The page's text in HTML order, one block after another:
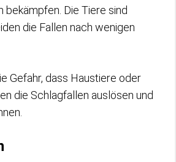
bekämpfen. Die Tiere sind
die Fallen nach wenigen
Gefahr, dass Haustiere oder
die Schlagfallen auslösen und